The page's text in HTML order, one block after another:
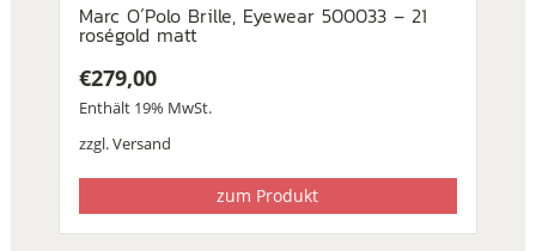
Marc O´Polo Brille, Eyewear 500033 – 21
roségold matt
€279,00
Enthält 19% MwSt.
zzgl.Versand
zum Produkt